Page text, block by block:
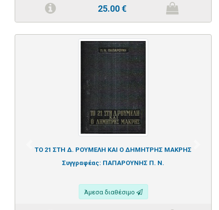
25.00€
ΤΟ 21 ΣΤΗ Δ. ΡΟΥΜΕΛΗ ΚΑΙ Ο ΔΗΜΗΤΡΗΣ ΜΑΚΡΗΣ
Συγγραφέας: ΠΑΠΑΡΟΥΝΗΣ Π. Ν.
Άμεσα διαθέσιμο
Previous